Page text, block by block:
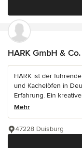
HARK GmbH &
HARK ist der
und Kachelöfen in
Erfahrung. Ein
Mehr
47228 Duisburg